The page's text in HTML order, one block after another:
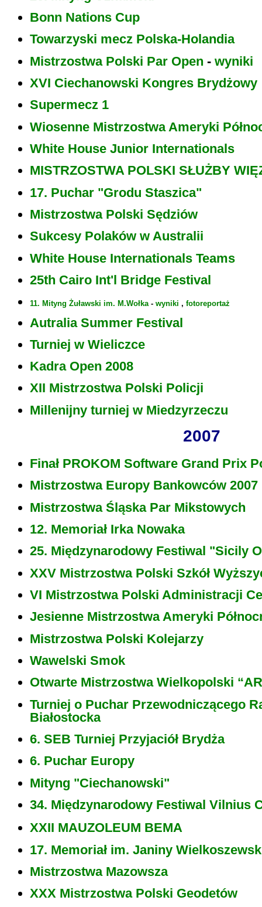
Bonn Nations Cup
Towarzyski mecz Polska-Holandia
Mistrzostwa Polski Par Open - wyniki
XVI Ciechanowski Kongres Brydżowy
Supermecz 1
Wiosenne Mistrzostwa Ameryki
White House Junior Internationals
MISTRZOSTWA POLSKI SŁUŻBY
17. Puchar "Grodu Staszica"
Mistrzostwa Polski Sędziów
Sukcesy Polaków w Australii
White House Internationals Teams
25th Cairo Int'l Bridge Festival
11. Mityng Żuławski im. M.Wołka- wyniki , fotoreportaż
Autralia Summer Festival
Turniej w Wieliczce
Kadra Open 2008
XII Mistrzostwa Polski Policji
Millenijny turniej w Miedzyrzeczu
2007
Finał PROKOM Software Grand Prix
Mistrzostwa Europy Bankowców 2007
Mistrzostwa Śląska Par Mikstowych
12. Memoriał Irka Nowaka
25. Międzynarodowy Festiwal "Sicily
XXV Mistrzostwa Polski Szkół
VI Mistrzostwa Polski Administracji
Jesienne Mistrzostwa Ameryki
Mistrzostwa Polski Kolejarzy
Wawelski Smok
Otwarte Mistrzostwa Wielkopolski
Turniej o Puchar Przewodniczącego
Białostocka
6. SEB Turniej Przyjaciół Brydża
6. Puchar Europy
Mityng "Ciechanowski"
34. Międzynarodowy Festiwal Vilnius
XXII MAUZOLEUM BEMA
17. Memoriał im. Janiny
Mistrzostwa Mazowsza
XXX Mistrzostwa Polski Geodetów